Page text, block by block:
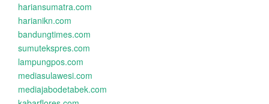
hariansumatra.com
harianikn.com
bandungtimes.com
sumutekspres.com
lampungpos.com
mediasulawesi.com
mediajabodetabek.com